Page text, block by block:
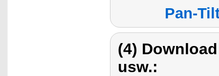
Pan-
(4)
usw.: